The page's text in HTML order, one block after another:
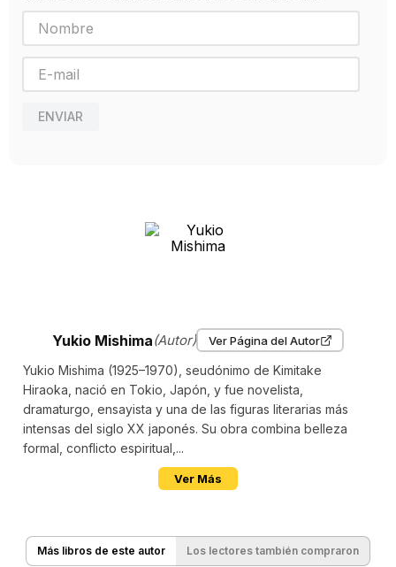
9788420609683
Editorial
ALIANZA
Año de publicación
2012
ENVIAR
Yukio Mishima(Autor) Ver Página del Autor
Yukio Mishima (1925–1970), seudónimo de Kimitake
Hiraoka, nació en Tokio, Japón, y fue novelista,
dramaturgo, ensayista y una de las figuras literarias más
intensas del siglo XX japonés. Su obra combina belleza
formal, conflicto espiritual,...
Ver Más
Más libros de este autor Los lectores también compraron